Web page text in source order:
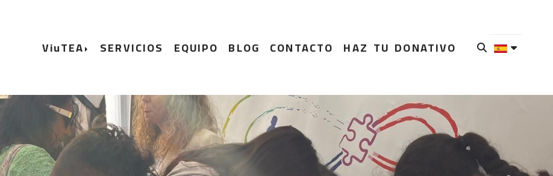
ViuTEA SERVICIOS EQUIPO BLOG CONTACTO HAZ TU DONATIVO